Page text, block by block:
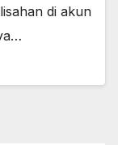
di akun